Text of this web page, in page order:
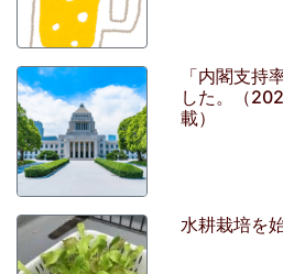
「内閣支持
した。（
載）
水耕栽培を